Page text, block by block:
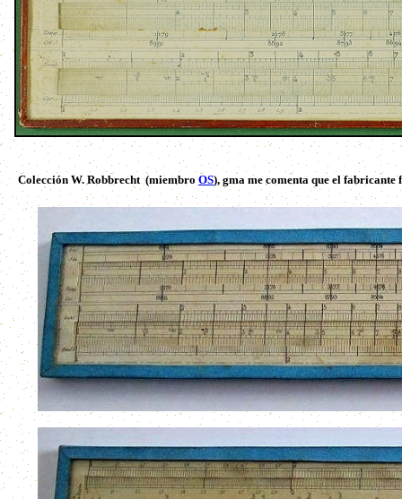
Colección W. Robbrecht (miembro OS), gma me comenta que el